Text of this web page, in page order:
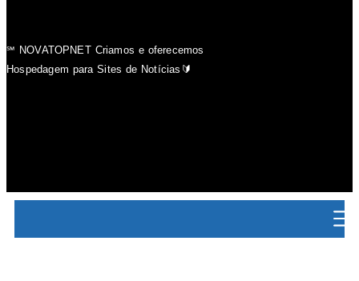
℠ NOVATOPNET Criamos e oferecemos
Hospedagem para Sites de Notícias🔰